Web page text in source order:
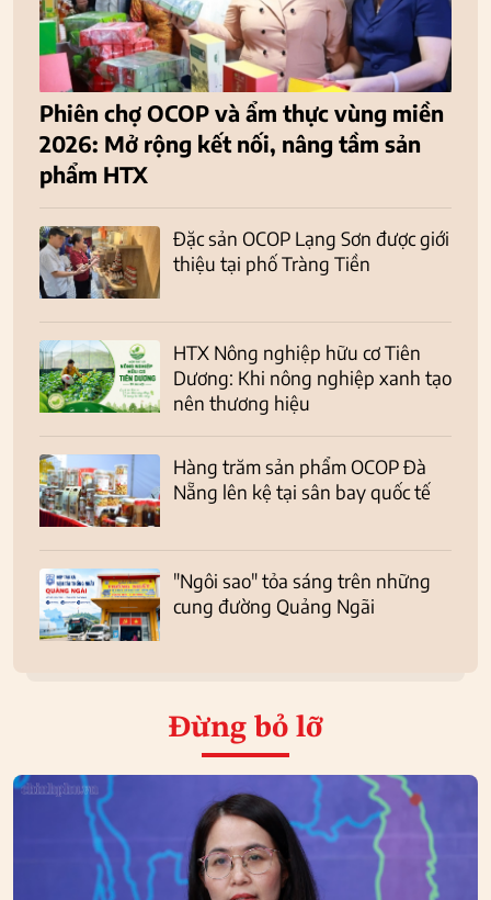
Phiên chợ OCOP và ẩm thực vùng miền
2026: Mở rộng kết nối, nâng tầm sản
phẩm HTX
Đặc sản OCOP Lạng Sơn được giới
thiệu tại phố Tràng Tiền
HTX Nông nghiệp hữu cơ Tiên
Dương: Khi nông nghiệp xanh tạo
nên thương hiệu
Hàng trăm sản phẩm OCOP Đà
Nẵng lên kệ tại sân bay quốc tế
"Ngôi sao" tỏa sáng trên những
cung đường Quảng Ngãi
Đừng bỏ lỡ